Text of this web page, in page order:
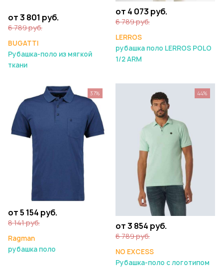
от 3 801 руб.
6 789 руб.
BUGATTI
Рубашка-поло из мягкой
ткани
от 4 073 руб.
6 789 руб.
LERROS
рубашка поло LERROS POLO
1/2 ARM
от 5 154 руб.
8 141 руб.
Ragman
рубашка поло
37%
от 3 854 руб.
6 789 руб.
NO EXCESS
Рубашка-поло с логотипом
44%